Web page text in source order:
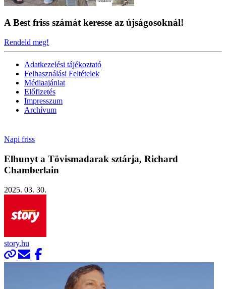
A Best friss számát keresse az újságosoknál!
Rendeld meg!
Adatkezelési tájékoztató
Felhasználási Feltételek
Médiaajánlat
Előfizetés
Impresszum
Archívum
Napi friss
Elhunyt a Tövismadarak sztárja, Richard
Chamberlain
2025. 03. 30.
story.hu